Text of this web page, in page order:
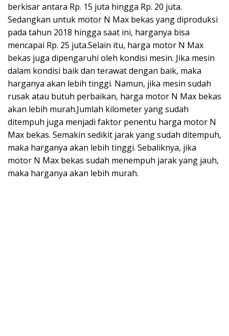
berkisar antara Rp. 15 juta hingga Rp. 20 juta.
Sedangkan untuk motor N Max bekas yang diproduksi
pada tahun 2018 hingga saat ini, harganya bisa
mencapai Rp. 25 juta.Selain itu, harga motor N Max
bekas juga dipengaruhi oleh kondisi mesin. Jika mesin
dalam kondisi baik dan terawat dengan baik, maka
harganya akan lebih tinggi. Namun, jika mesin sudah
rusak atau butuh perbaikan, harga motor N Max bekas
akan lebih murah.Jumlah kilometer yang sudah
ditempuh juga menjadi faktor penentu harga motor N
Max bekas. Semakin sedikit jarak yang sudah ditempuh,
maka harganya akan lebih tinggi. Sebaliknya, jika
motor N Max bekas sudah menempuh jarak yang jauh,
maka harganya akan lebih murah.